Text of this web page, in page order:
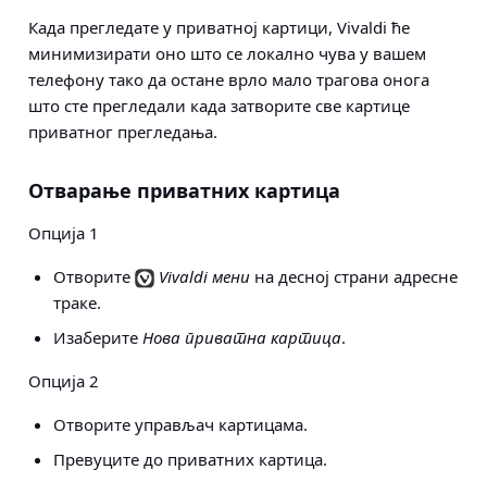
Када прегледате у приватној картици, Vivaldi ће
минимизирати оно што се локално чува у вашем
телефону тако да остане врло мало трагова онога
што сте прегледали када затворите све картице
приватног прегледања.
Отварање приватних картица
Опција 1
Отворите
Vivaldi менина десној страни адресне
траке.
Изаберите Нова приватна картица.
Опција 2
Отворите управљач картицама.
Превуците до приватних картица.